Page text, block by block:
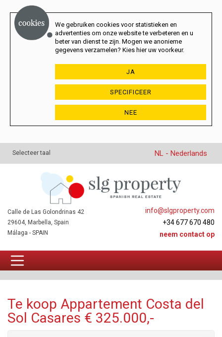
We gebruiken cookies voor statistieken en
advertenties om onze website te verbeteren en u
beter van dienst te zijn. Mogen we anonieme
gegevens verzamelen? Kies hier uw voorkeur.
JA
SPECIFICEER
NEE
Selecteer taal NL - Nederlands
info@slgproperty.com
+34 677 670 480
neem contact op
Calle de Las Golondrinas 42
29604, Marbella, Spain
Málaga - SPAIN
Te koop Appartement Costa del
Sol Casares € 325.000,-